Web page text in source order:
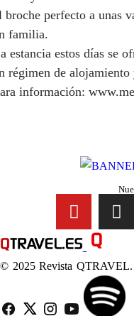
broche perfecto a unas
familia.
estancia estos días se
régimen de alojamiento
información:
© 2025 Revista QTRAVEL.